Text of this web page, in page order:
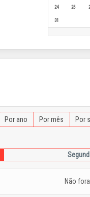
24 25
31
Por ano Por mês Por
Não